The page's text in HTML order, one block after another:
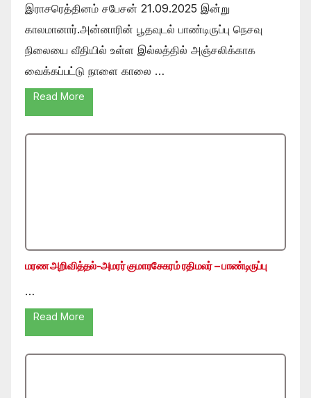
இராசரெத்தினம் சபேசன் 21.09.2025 இன்று
காலமானார்.அன்னாரின் பூதவுடல் பாண்டிருப்பு நெசவு
நிலையை வீதியில் உள்ள இல்லத்தில் அஞ்சலிக்காக
வைக்கப்பட்டு நாளை காலை …
Read More
மரண அறிவித்தல்-அமரர் குமாரசேகரம் ரதிமலர் – பாண்டிருப்பு
…
Read More